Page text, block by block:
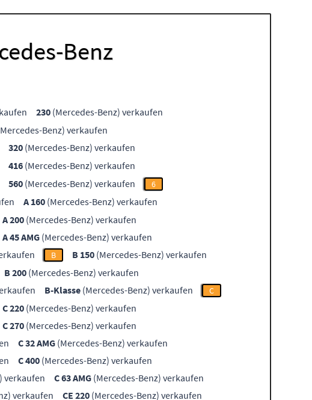
Benz
230 (Mercedes-Benz) verkaufen
Benz) verkaufen
320 (Mercedes-Benz) verkaufen
416 (Mercedes-Benz) verkaufen
560 (Mercedes-Benz) verkaufen 6
A 160 (Mercedes-Benz) verkaufen
A 200 (Mercedes-Benz) verkaufen
A 45 AMG (Mercedes-Benz) verkaufen
B B 150 (Mercedes-Benz) verkaufen
B 200 (Mercedes-Benz) verkaufen
B-Klasse (Mercedes-Benz) verkaufen C
C 220 (Mercedes-Benz) verkaufen
C 270 (Mercedes-Benz) verkaufen
C 32 AMG (Mercedes-Benz) verkaufen
C 400 (Mercedes-Benz) verkaufen
verkaufen C 63 AMG (Mercedes-Benz) verkaufen
verkaufen CE 220 (Mercedes-Benz) verkaufen